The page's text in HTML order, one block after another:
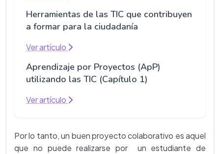
Herramientas de las TIC que contribuyen
a formar para la ciudadanía
Ver artículo
Aprendizaje por Proyectos (ApP)
utilizando las TIC (Capítulo 1)
Ver artículo
Por lo tanto, un buen proyecto colaborativo es aquel
que no puede realizarse por un estudiante de